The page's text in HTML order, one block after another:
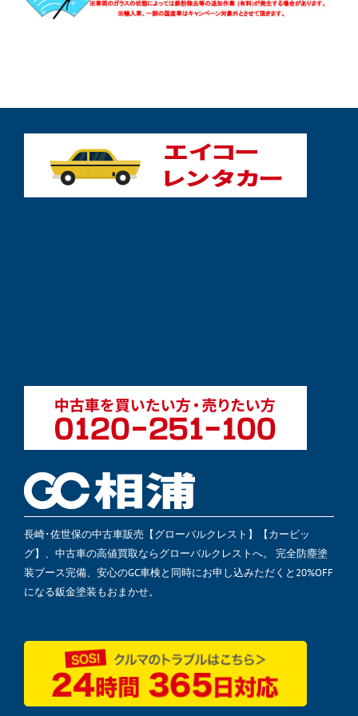
長崎･佐世保の中古車販売【グローバルクレスト】【カービッ
グ】、中古車の高値買取ならグローバルクレストへ。 完全防塵塗
装ブース完備、安心のGC車検と同時にお申し込みただくと20%OFF
になる鈑金塗装もおまかせ。